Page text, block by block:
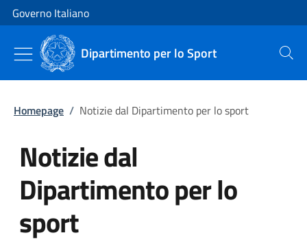
Vai al contenuto
Vai alla navigazione del sito
Governo Italiano
Dipartimento per lo Sport Cerca
Homepage / Notizie dal Dipartimento per lo sport
Notizie dal
Dipartimento per lo
sport